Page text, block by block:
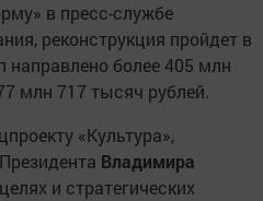
в пресс-службе
реконструкция пройдет в
более 405 млн
млн 717 тысяч рублей.
«Культура»,
Владимира
и стратегических